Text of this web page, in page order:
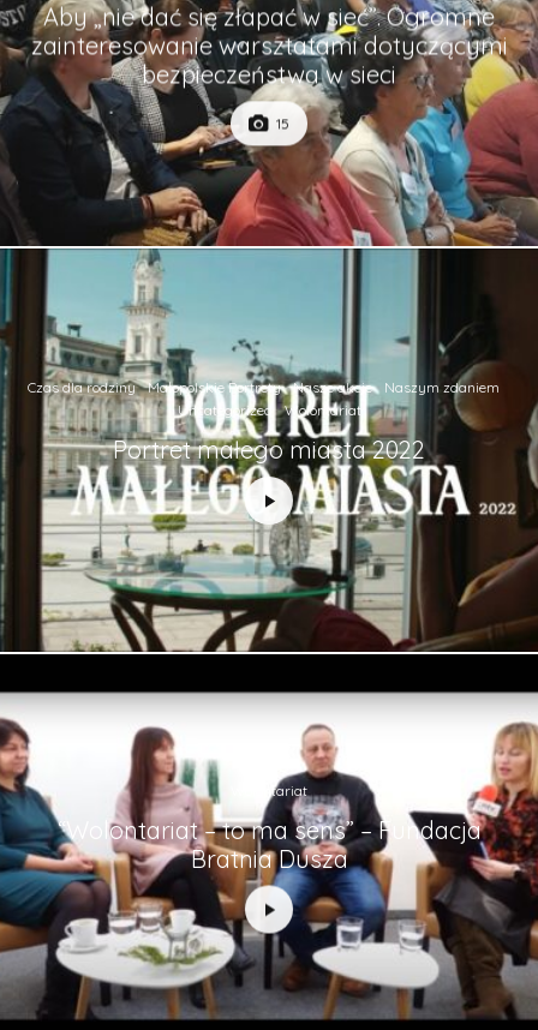
Aby „nie dać się złapać w sieć”. Ogromne
zainteresowanie warsztatami dotyczącymi
bezpieczeństwa w sieci
15
Czas dla rodziny Małopolskie Portrety Nasze akcje
Naszym zdaniem
Uncategorized
Wolontariat
Portret małego miasta 2022
Wolontariat
“Wolontariat – to ma sens” – Fundacja
Bratnia Dusza